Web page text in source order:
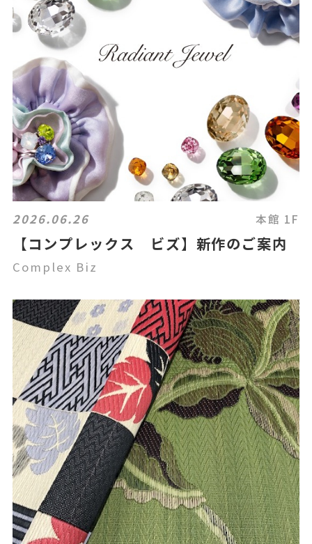
2026.06.26 本館 1F
【コンプレックス ビズ】新作のご案内
Complex Biz